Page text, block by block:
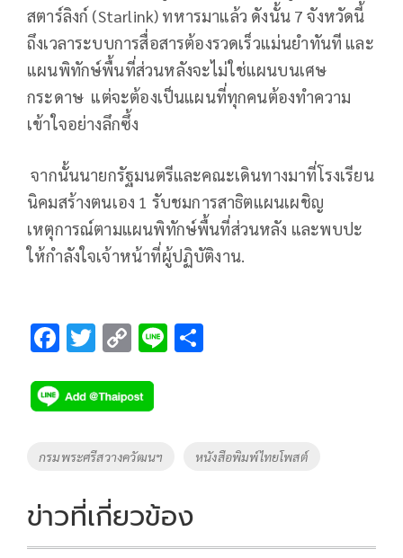
สตาร์ลิงก์ (Starlink) ทหารมาแล้ว ดังนั้น 7 จังหวัดนี้
ถึงเวลาระบบการสื่อสารต้องรวดเร็วแม่นยำทันที และ
แผนพิทักษ์พื้นที่ส่วนหลังจะไม่ใช่แผนบนเศษ
กระดาษ แต่จะต้องเป็นแผนที่ทุกคนต้องทำความ
เข้าใจอย่างลึกซึ้ง
จากนั้นนายกรัฐมนตรีและคณะเดินทางมาที่โรงเรียน
นิคมสร้างตนเอง 1 รับชมการสาธิตแผนเผชิญ
เหตุการณ์ตามแผนพิทักษ์พื้นที่ส่วนหลัง และพบปะ
ให้กำลังใจเจ้าหน้าที่ผู้ปฏิบัติงาน.
F
e
b
o
k
T
tt
er
C
p
y
Li
k
Li
Tags
กรมพระศรีสวางควัฒนฯ หนังสือพิมพ์ไทยโพสต์
ข่าวที่เกี่ยวข้อง